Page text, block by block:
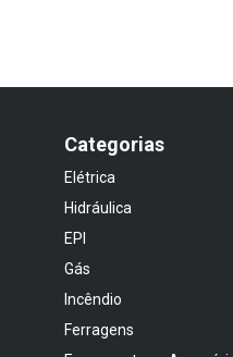
Categorias
Elétrica
Hidráulica
EPI
Gás
Incêndio
Ferragens